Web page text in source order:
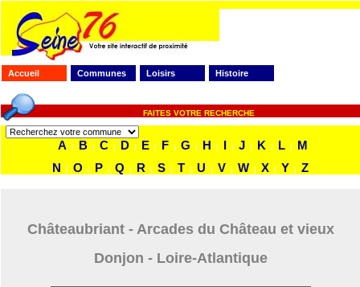
Accueil Communes Loisirs Histoire
FAITES VOTRE RECHERCHE
A | B | C | D | E | F | G | H | I | J | K | L |
M
N
| O | P | Q | R | S | T | U | V | W | X | Y | Z
Châteaubriant - Arcades du Château et vieux
Donjon - Loire-Atlantique